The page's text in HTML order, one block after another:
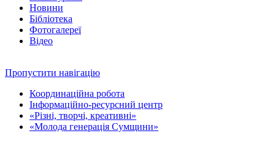
Новини
Бібліотека
Фотогалереї
Відео
Пропустити навігацію
Координаційна робота
Інформаційно-ресурсний центр
«Різні, творчі, креативні»
«Молода генерація Сумщини»